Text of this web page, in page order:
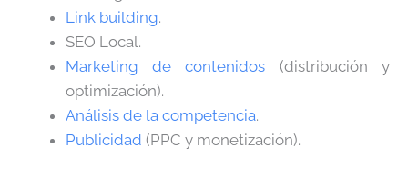
Link building.
SEO Local.
Marketing de contenidos (distribución y
optimización).
Análisis de la competencia.
Publicidad (PPC y monetización).